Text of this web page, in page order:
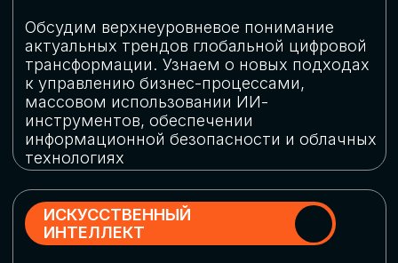
Выясним, как в наши дни уверенно
защищать свой бизнес от киберугроз
РОБОТИЗАЦИЯ
Узнаем, в каких отраслях ИИ
«материализуется», какие роботы
решают сложные бизнес-задачи, а где
только обсуждают концепции
роботизации и потенциальные бюджеты
на тестирование образцов